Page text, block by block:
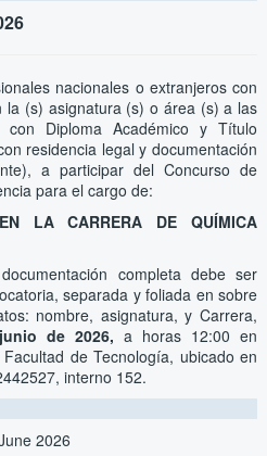
nacionales o extranjeros con
la (s) asignatura (s) o área (s) a las
Diploma Académico y Título
residencia legal y documentación
a participar del Concurso de
para el cargo de:
LA CARRERA DE QUÍMICA
completa debe ser
separada y foliada en sobre
nombre, asignatura, y Carrera,
de 2026,a horas 12:00 en
de Tecnología, ubicado en
interno 152.
2026